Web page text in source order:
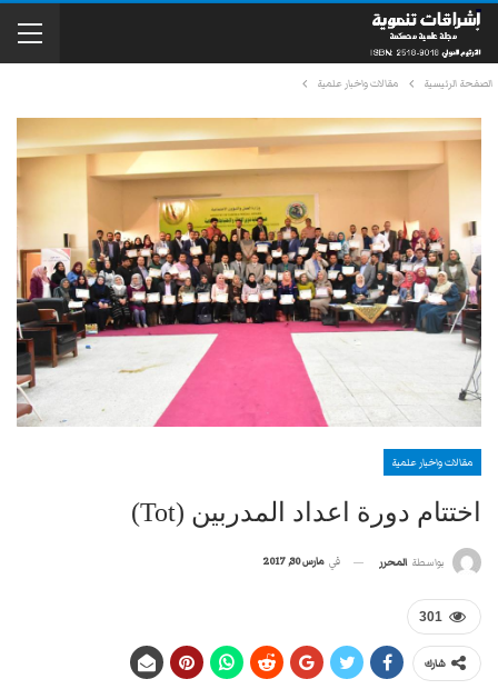
الصفحة الرئيسية مقالات واخبار علمية
مقالات واخبار علمية
اختتام دورة اعداد المدربين (tot)
بواسطة المحرر في مارس 30, 2017
301
شارك